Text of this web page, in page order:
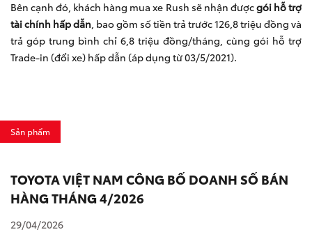
Bên cạnh đó, khách hàng mua xe Rush sẽ nhận đượcgói hỗ trợ
tài chính hấp dẫn, bao gồm số tiền trả trước 126,8 triệu đồng và
trả góp trung bình chỉ 6,8 triệu đồng/tháng, cùng gói hỗ trợ
Trade-in (đổi xe) hấp dẫn (áp dụng từ 03/5/2021).
Sản phẩm
TOYOTA VIỆT NAM CÔNG BỐ DOANH SỐ BÁN
HÀNG THÁNG 4/2026
29/04/2026